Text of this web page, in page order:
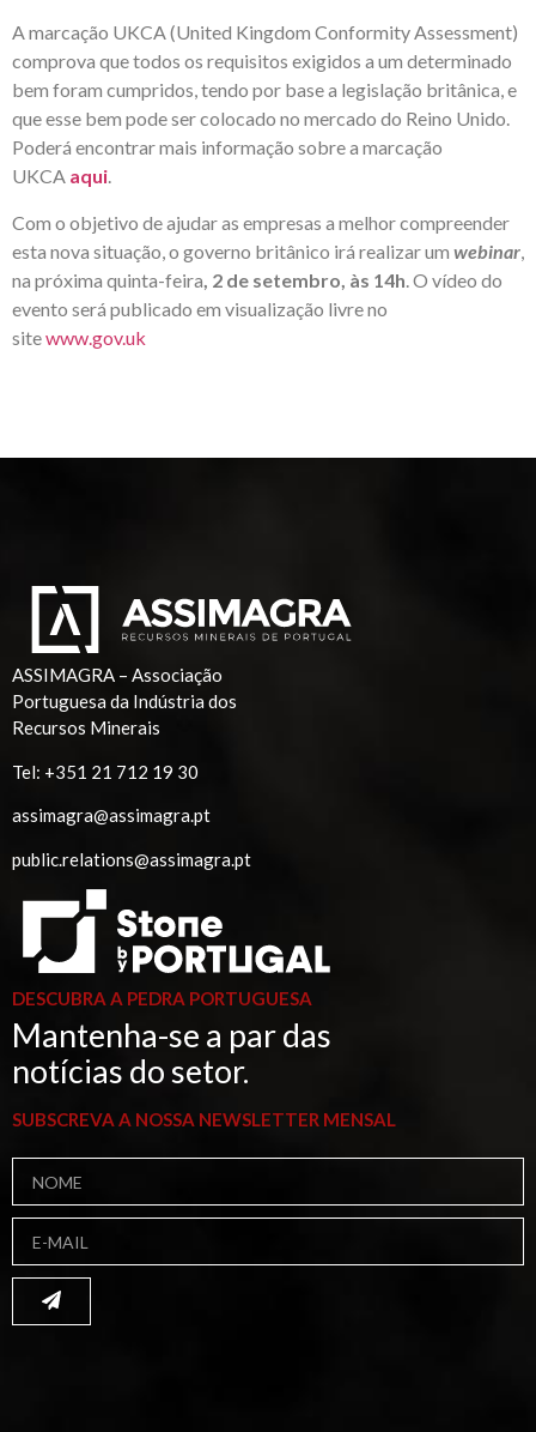
A marcação UKCA (United Kingdom Conformity Assessment)
comprova que todos os requisitos exigidos a um determinado
bem foram cumpridos, tendo por base a legislação britânica, e
que esse bem pode ser colocado no mercado do Reino Unido.
Poderá encontrar mais informação sobre a marcação
UKCA aqui.
Com o objetivo de ajudar as empresas a melhor compreender
esta nova situação, o governo britânico irá realizar um webinar
na próxima quinta-feira , 2 de setembro, às 14h . O vídeo do
evento será publicado em visualização livre no
sitewww.gov.uk
ASSIMAGRA – Associação
Portuguesa da Indústria dos
Recursos Minerais
Tel: +351 21 712 19 30
assimagra@assimagra.pt
public.relations@assimagra.pt
DESCUBRA A PEDRA PORTUGUESA
Mantenha-se a par das
notícias do setor.
SUBSCREVA A NOSSA NEWSLETTER MENSAL